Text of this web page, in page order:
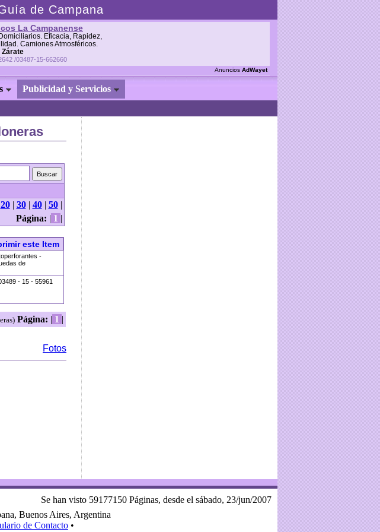
de Campana
La Campanense
Eficacia, Rapidez,
Camiones Atmosféricos.
Zárate
/03487-15-662660
Anuncios AdWayet
Publicidad y Servicios
20| 30| 40| 50|
Página: | 1 |
-
de
- 15 - 55961
Página: | 1 |
Fotos
Se han visto 59177150 Páginas, desde el sábado, 23/jun/2007
Buenos Aires, Argentina
de Contacto •